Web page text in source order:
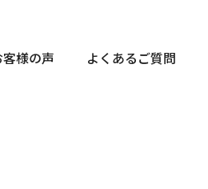
客様の声 よくあるご質問